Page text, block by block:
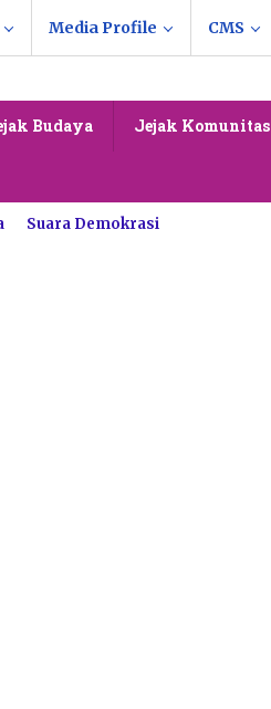
Media Profile CMS
Budaya Jejak Komunitas
Suara Demokrasi